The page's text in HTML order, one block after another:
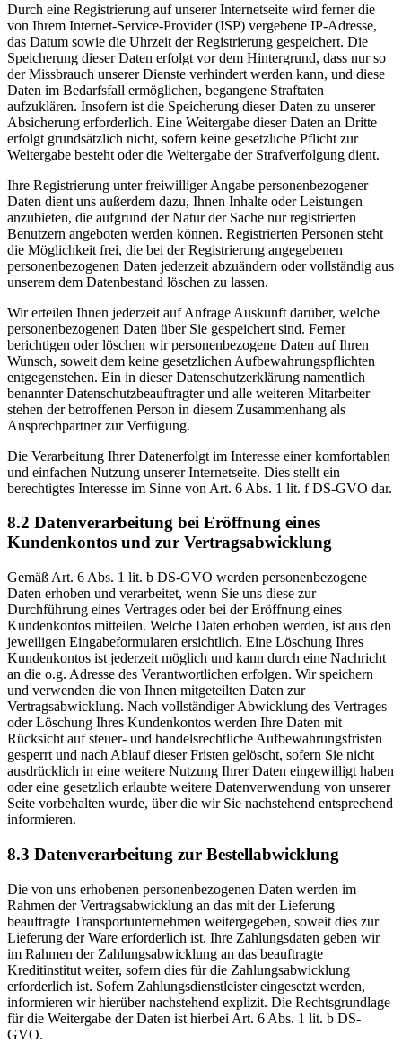
Durch eine Registrierung auf unserer Internetseite wird ferner die
von Ihrem Internet-Service-Provider (ISP) vergebene IP-Adresse,
das Datum sowie die Uhrzeit der Registrierung gespeichert. Die
Speicherung dieser Daten erfolgt vor dem Hintergrund, dass nur so
der Missbrauch unserer Dienste verhindert werden kann, und diese
Daten im Bedarfsfall ermöglichen, begangene Straftaten
aufzuklären. Insofern ist die Speicherung dieser Daten zu unserer
Absicherung erforderlich. Eine Weitergabe dieser Daten an Dritte
erfolgt grundsätzlich nicht, sofern keine gesetzliche Pflicht zur
Weitergabe besteht oder die Weitergabe der Strafverfolgung dient.
Ihre Registrierung unter freiwilliger Angabe personenbezogener
Daten dient uns außerdem dazu, Ihnen Inhalte oder Leistungen
anzubieten, die aufgrund der Natur der Sache nur registrierten
Benutzern angeboten werden können. Registrierten Personen steht
die Möglichkeit frei, die bei der Registrierung angegebenen
personenbezogenen Daten jederzeit abzuändern oder vollständig aus
unserem dem Datenbestand löschen zu lassen.
Wir erteilen Ihnen jederzeit auf Anfrage Auskunft darüber, welche
personenbezogenen Daten über Sie gespeichert sind. Ferner
berichtigen oder löschen wir personenbezogene Daten auf Ihren
Wunsch, soweit dem keine gesetzlichen Aufbewahrungspflichten
entgegenstehen. Ein in dieser Datenschutzerklärung namentlich
benannter Datenschutzbeauftragter und alle weiteren Mitarbeiter
stehen der betroffenen Person in diesem Zusammenhang als
Ansprechpartner zur Verfügung.
Die Verarbeitung Ihrer Datenerfolgt im Interesse einer komfortablen
und einfachen Nutzung unserer Internetseite. Dies stellt ein
berechtigtes Interesse im Sinne von Art. 6 Abs. 1 lit. f DS-GVO dar.
8.2 Datenverarbeitung bei Eröffnung eines
Kundenkontos und zur Vertragsabwicklung
Gemäß Art. 6 Abs. 1 lit. b DS-GVO werden personenbezogene
Daten erhoben und verarbeitet, wenn Sie uns diese zur
Durchführung eines Vertrages oder bei der Eröffnung eines
Kundenkontos mitteilen. Welche Daten erhoben werden, ist aus den
jeweiligen Eingabeformularen ersichtlich. Eine Löschung Ihres
Kundenkontos ist jederzeit möglich und kann durch eine Nachricht
an die o.g. Adresse des Verantwortlichen erfolgen. Wir speichern
und verwenden die von Ihnen mitgeteilten Daten zur
Vertragsabwicklung. Nach vollständiger Abwicklung des Vertrages
oder Löschung Ihres Kundenkontos werden Ihre Daten mit
Rücksicht auf steuer- und handelsrechtliche Aufbewahrungsfristen
gesperrt und nach Ablauf dieser Fristen gelöscht, sofern Sie nicht
ausdrücklich in eine weitere Nutzung Ihrer Daten eingewilligt haben
oder eine gesetzlich erlaubte weitere Datenverwendung von unserer
Seite vorbehalten wurde, über die wir Sie nachstehend entsprechend
informieren.
8.3 Datenverarbeitung zur Bestellabwicklung
Die von uns erhobenen personenbezogenen Daten werden im
Rahmen der Vertragsabwicklung an das mit der Lieferung
beauftragte Transportunternehmen weitergegeben, soweit dies zur
Lieferung der Ware erforderlich ist. Ihre Zahlungsdaten geben wir
im Rahmen der Zahlungsabwicklung an das beauftragte
Kreditinstitut weiter, sofern dies für die Zahlungsabwicklung
erforderlich ist. Sofern Zahlungsdienstleister eingesetzt werden,
informieren wir hierüber nachstehend explizit. Die Rechtsgrundlage
für die Weitergabe der Daten ist hierbei Art. 6 Abs. 1 lit. b DS-
GVO.